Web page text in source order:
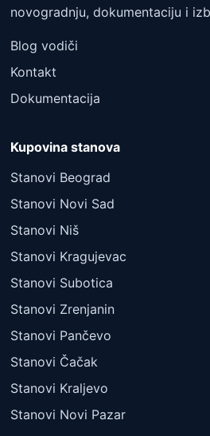
novogradnju, dokumentaciju i
Blog vodiči
Kontakt
Dokumentacija
Kupovina stanova
Stanovi Beograd
Stanovi Novi Sad
Stanovi Niš
Stanovi Kragujevac
Stanovi Subotica
Stanovi Zrenjanin
Stanovi Pančevo
Stanovi Čačak
Stanovi Kraljevo
Stanovi Novi Pazar